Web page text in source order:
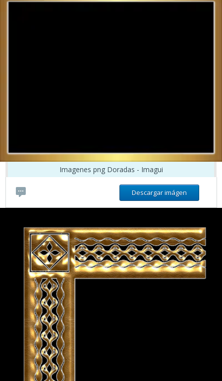
Imagenes png Doradas - Imagui
Descargar imágen